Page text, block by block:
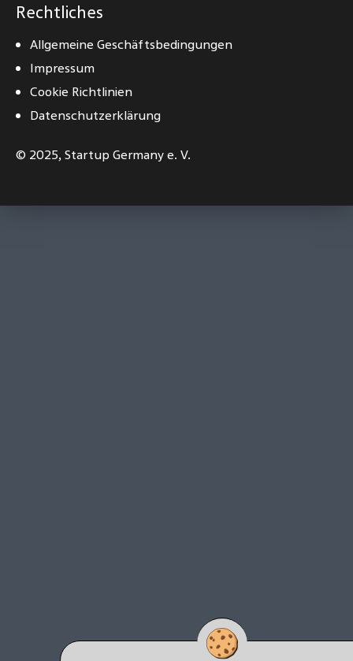
Rechtliches
Allgemeine Geschäftsbedingungen
Impressum
Cookie Richtlinien
Datenschutzerklärung
© 2025,Startup Germany e. V.